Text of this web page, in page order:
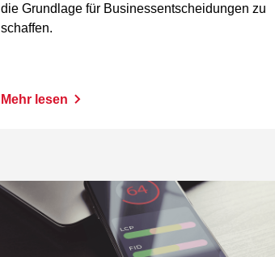
die Grundlage für Businessentscheidungen zu
schaffen.
Mehr lesen